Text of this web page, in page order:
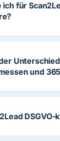
ich für
und
DSGVO-